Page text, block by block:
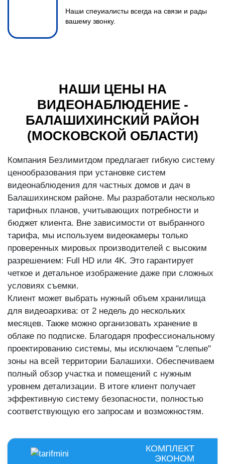
Наши спеуиалисты всегда на связи и рады
вашему звонку.
НАШИ ЦЕНЫ НА
ВИДЕОНАБЛЮДЕНИЕ -
БАЛАШИХИНСКИЙ РАЙОН
(МОСКОВСКОЙ ОБЛАСТИ)
Компания Безлимитдом предлагает гибкую систему
ценообразования при установке систем
видеонаблюдения для частных домов и дач в
Балашихинском районе. Мы разработали несколько
тарифных планов, учитывающих потребности и
бюджет клиента. Вне зависимости от выбранного
тарифа, мы используем видеокамеры только
проверенных мировых производителей с высоким
разрешением: Full HD или 4K. Это гарантирует
четкое и детальное изображение даже при сложных
условиях съемки.
Клиент может выбрать нужный объем хранилища
для видеоархива: от 2 недель до нескольких
месяцев. Также можно организовать хранение в
облаке по подписке. Благодаря профессиональному
проектированию системы, мы исключаем "слепые"
зоны на всей территории Балашихи. Обеспечиваем
полный обзор участка и помещений с нужным
уровнем детализации. В итоге клиент получает
эффективную систему безопасности, полностью
соответствующую его запросам и возможностям.
КОМПЛЕКТ
ЭКОНОМ